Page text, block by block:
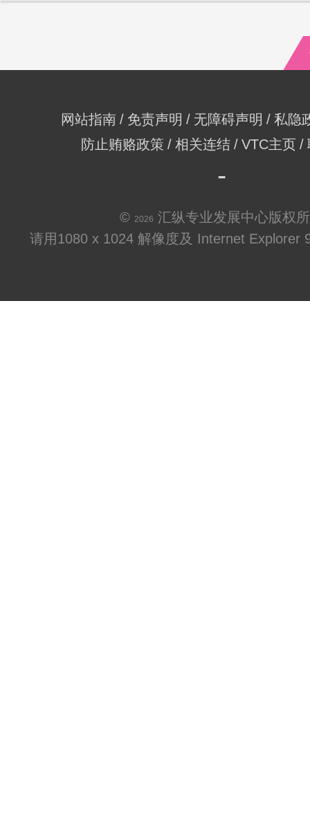
网站指南 免责声明 无障碍声明
私隐
防止贿赂政策
相关连结 VTC主页
© 2026 汇纵专业发展中心版权
请用1080 x 1024 解像度及 Internet Explorer